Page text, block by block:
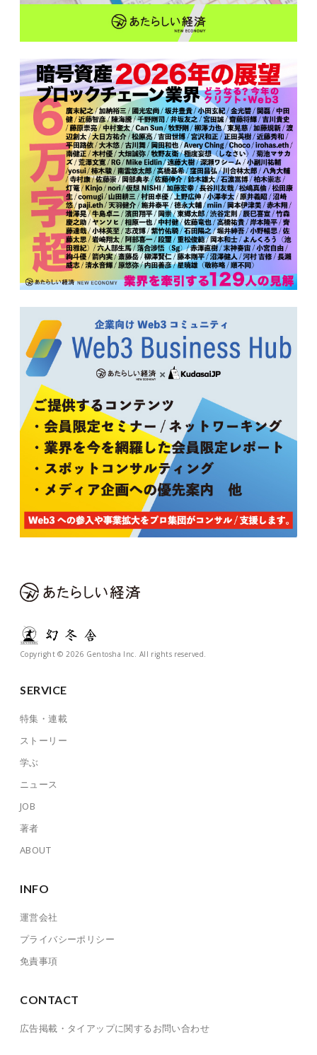
Copyright © 2026 Gentosha Inc. All rights reserved.
SERVICE
特集・連載
ストーリー
学ぶ
ニュース
JOB
著者
ABOUT
INFO
運営会社
プライバシーポリシー
免責事項
CONTACT
広告掲載・タイアップに関するお問い合わせ